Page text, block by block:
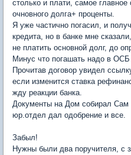
столько и плати, самое
очновного долга+ проценты.
Я уже частично погасил, и
кредита, но в банке мне
не платить основной долг, до
Минус что погашать надо в ОСБ
Прочитав договор увидел
если изменится ставка
жду реакции банка.
Документы на Дом собирал Сам
юр.отдел дал одобрение и все.
Забыл!
Нужны были два поручителя, с